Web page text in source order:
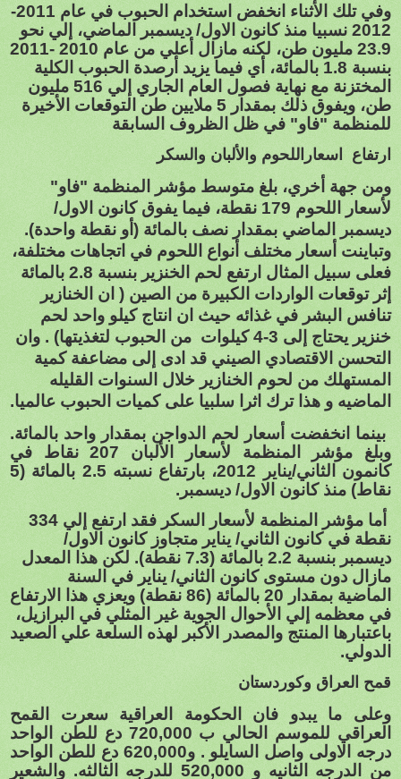
وفي تلك الأثناء انخفض استخدام الحبوب في عام 2011-
2012 نسبيا منذ كانون الاول/ ديسمبر الماضي، إلي نحو
23.9 مليون طن، لكنه مازال أعلي من عام 2010 -2011
بنسبة 1.8 بالمائة، أي فيما يزيد أرصدة الحبوب الكلية
المختزنة مع نهاية فصول العام الجاري إلي 516 مليون
طن، ويفوق ذلك بمقدار 5 ملايين طن التوقعات الأخيرة
للمنظمة "فاو" في ظل الظروف السابقة
ارتفاع اسعاراللحوم والألبان والسكر
ومن جهة أخري، بلغ متوسط مؤشر المنظمة "فاو"
لأسعار اللحوم 179 نقطة، فيما يفوق كانون الاول/
ديسمبر الماضي بمقدار نصف بالمائة (أو نقطة واحدة).
وتباينت أسعار مختلف أنواع اللحوم في اتجاهات مختلفة،
فعلى سبيل المثال ارتفع لحم الخنزير بنسبة 2.8 بالمائة
إثر توقعات الواردات الكبيرة من الصين ( ان الخنازير
تنافس البشر في غذائه حيث ان انتاج كيلو واحد لحم
خنزير يحتاج إلى 3-4 كيلوات
من الحبوب لتغذيتها) . وان
التحسن الاقتصادي الصيني قد ادى إلى مضاعفة كمية
المستهلك من لحوم الخنازير خلال السنوات القليله
الماضيه و هذا ترك اثرا سلبيا على كميات الحبوب عالميا.
بينما انخفضت أسعار لحم الدواجن بمقدار واحد بالمائة.
وبلغ مؤشر المنظمة لأسعار الألبان 207 نقاط في
كانمون الثاني/يناير 2012، بارتفاع نسبته 2.5 بالمائة (5
نقاط) منذ كانون الاول/ ديسمبر.
أما مؤشر المنظمة لأسعار السكر فقد ارتفع إلي 334
نقطة في كانون الثاني/ يناير متجاوز كانون الاول/
ديسمبر بنسبة 2.2 بالمائة (7.3 نقطة). لكن هذا المعدل
مازال دون مستوى كانون الثاني/ يناير في السنة
الماضية بمقدار 20 بالمائة (86 نقطة) ويعزي هذا الارتفاع
في معظمه إلي الأحوال الجوية غير المثلي في البرازيل،
باعتبارها المنتج والمصدر الأكبر لهذه السلعة علي الصعيد
الدولي.
قمح العراق وكوردستان
وعلى ما يبدو فان الحكومة العراقية سعرت القمح
العراقي للموسم الحالي ب 720,000 دع للطن الواحد
درجه الاولى واصل السايلو . و620,000 دع للطن الواحد
من الدرجه الثانيه و 520,000 للدرجه الثالثه. والشعير